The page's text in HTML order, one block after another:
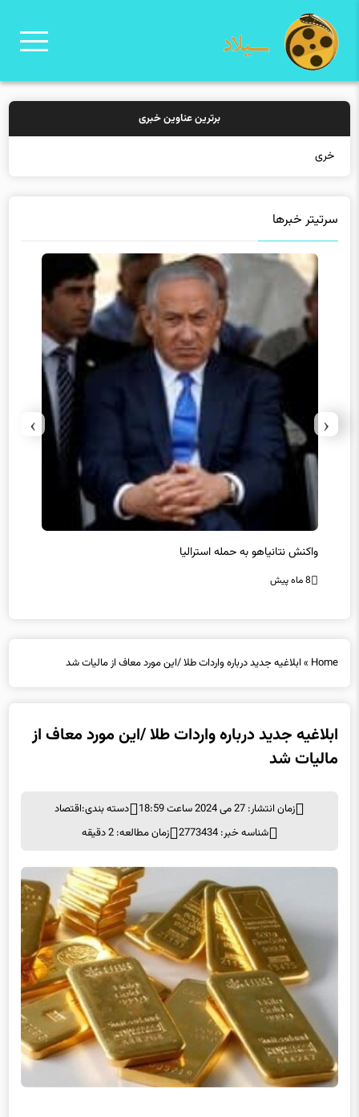
برترین عناوین خبری
خرید بیمه: س
سرتیتر خبرها
واکنش نتانیاهو به حمله استرالیا
8 ماه پیش
‹
›
Home
» ابلاغیه جدید درباره واردات طلا /این مورد معاف از مالیات شد
ابلاغیه جدید درباره واردات طلا /این مورد معاف از
مالیات شد
زمان انتشار: 27 می 2024 ساعت 18:59 دسته بندی:اقتصاد
شناسه خبر: 2773434
زمان مطالعه: 2 دقیقه